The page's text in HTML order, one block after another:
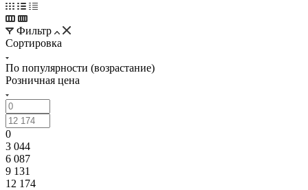
Фильтр
Сортировка
По популярности (возрастание)
Розничная цена
0
3 044
6 087
9 131
12 174